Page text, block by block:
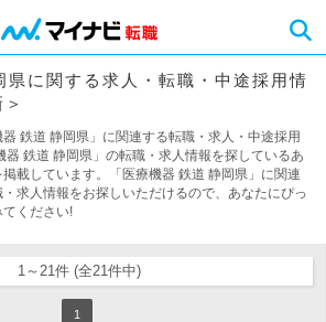
県に関する求人・転職・中途採用情
鉄道 静岡県」に関連する転職・求人・中途採用
器 鉄道 静岡県」の転職・求人情報を探しているあ
載しています。「医療機器 鉄道 静岡県」に関連
求人情報をお探しいただけるので、あなたにぴっ
ください!
1～21件 (全21件中)
1